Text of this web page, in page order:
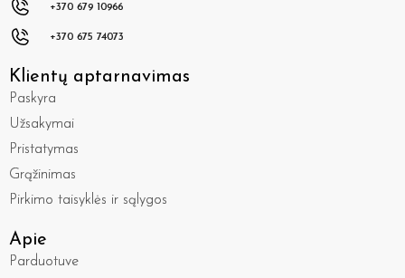
+370 679 10966
+370 675 74073
Klientų aptarnavimas
Paskyra
Užsakymai
Pristatymas
Grąžinimas
Pirkimo taisyklės ir sąlygos
Apie
Parduotuve